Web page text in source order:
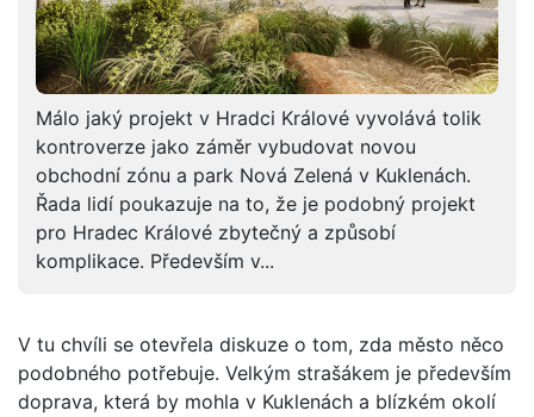
Málo jaký projekt v Hradci Králové vyvolává tolik
kontroverze jako záměr vybudovat novou
obchodní zónu a park Nová Zelená v Kuklenách.
Řada lidí poukazuje na to, že je podobný projekt
pro Hradec Králové zbytečný a způsobí
komplikace. Především v...
V tu chvíli se otevřela diskuze o tom, zda město něco
podobného potřebuje. Velkým strašákem je především
doprava, která by mohla v Kuklenách a blízkém okolí